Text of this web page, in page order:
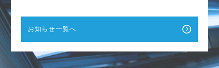
お知らせ一覧へ